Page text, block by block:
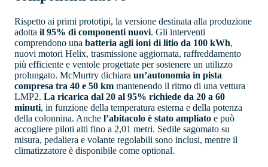
Rispetto ai primi prototipi, la versione destinata alla produzione
adotta il 95% di componenti nuovi. Gli interventi
comprendono una batteria agli ioni di litio da 100 kWh,
nuovi motori Helix, trasmissione aggiornata, raffreddamento
più efficiente e ventole progettate per sostenere un utilizzo
prolungato. McMurtry dichiara un’autonomia in pista
compresa tra 40 e 50 km mantenendo il ritmo di una vettura
LMP2. La ricarica dal 20 al 95% richiede da 20 a 60
minuti, in funzione della temperatura esterna e della potenza
della colonnina. Anche l’abitacolo è stato ampliato e può
accogliere piloti alti fino a 2,01 metri. Sedile sagomato su
misura, pedaliera e volante regolabili sono inclusi, mentre il
climatizzatore è disponibile come optional.